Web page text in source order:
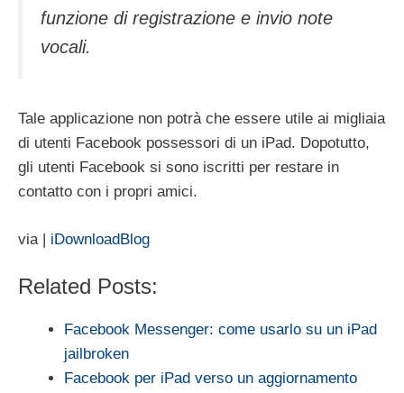
funzione di registrazione e invio note
vocali.
Tale applicazione non potrà che essere utile ai migliaia
di utenti Facebook possessori di un iPad. Dopotutto,
gli utenti Facebook si sono iscritti per restare in
contatto con i propri amici.
via | iDownloadBlog
Related Posts:
Facebook Messenger: come usarlo su un iPad
jailbroken
Facebook per iPad verso un aggiornamento